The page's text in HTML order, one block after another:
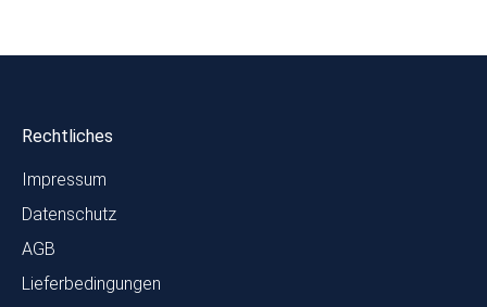
Rechtliches
Impressum
Datenschutz
AGB
Lieferbedingungen